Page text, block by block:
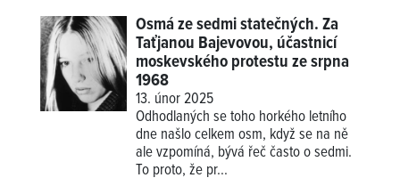
Osmá ze sedmi statečných. Za
Taťjanou Bajevovou, účastnicí
moskevského protestu ze srpna
1968
13. únor 2025
Odhodlaných se toho horkého letního
dne našlo celkem osm, když se na ně
ale vzpomíná, bývá řeč často o sedmi.
To proto, že pr...